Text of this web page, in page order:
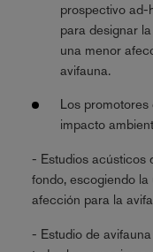
prospectivo ad-
para designar
una menor
avifauna.
​​​​Los promotores
impacto
- Estudios acústicos
fondo, escogiendo
afección para la
- Estudio de